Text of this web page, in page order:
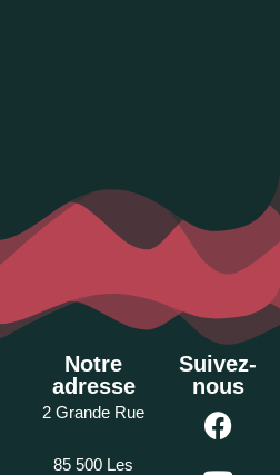
Notre
adresse
2 Grande Rue
85 500 Les
Suivez-
nous